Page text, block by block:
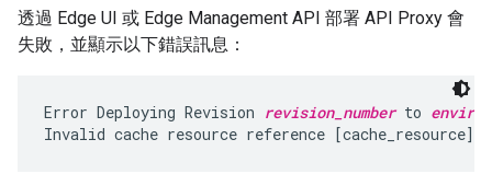
透過 Edge UI 或 Edge Management API 部署 API Proxy 會
失敗，並顯示以下錯誤訊息：
Error Deploying Revision revision_number to